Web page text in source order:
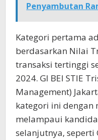
Penyambutan
Kategori pertama
berdasarkan Nilai
transaksi tertinggi
2024. GI BEI STIE
Management)
kategori ini dengan
melampaui
selanjutnya, seperti